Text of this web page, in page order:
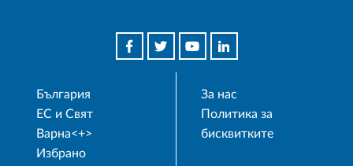
България
ЕС и Свят
Варна<+>
Избрано
За нас
Политика за
бисквитките